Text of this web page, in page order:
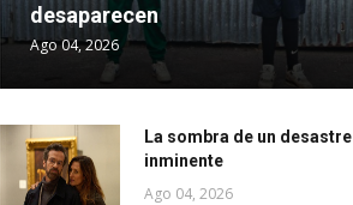
desaparecen
Ago 04, 2026
La sombra de un desastre
inminente
Ago 04, 2026